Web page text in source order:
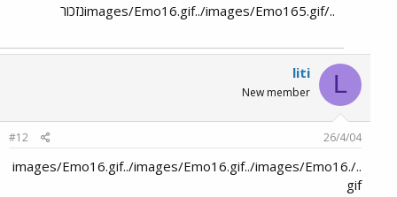
../images/Emo16.gif../images/Emo165.gifנזכור
L
liti
New member
26/4/04
#12
../images/Emo16.gif../images/Emo16.gif../images/Emo16.
gif